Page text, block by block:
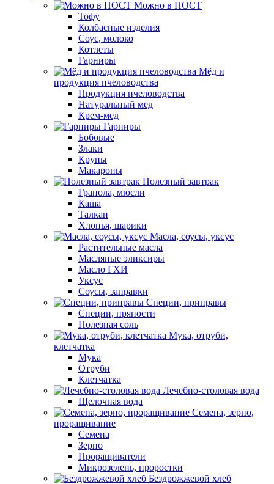
Можно в ПОСТ
Тофу
Колбасные изделия
Соус, молоко
Котлеты
Гарниры
Мёд и
продукция пчеловодства
Продукция пчеловодства
Натуральный мед
Крем-мед
Гарниры
Бобовые
Злаки
Крупы
Макароны
Полезный завтрак
Гранола, мюсли
Каша
Талкан
Хлопья, шарики
Масла, соусы, уксус
Растительные масла
Масляные эликсиры
Масло ГХИ
Уксус
Соусы, заправки
Специи, приправы
Специи, пряности
Полезная соль
Мука, отруби,
клетчатка
Мука
Отруби
Клетчатка
Лечебно-столовая вода
Щелочная вода
Семена, зерно,
проращивание
Семена
Зерно
Проращиватели
Микрозелень, проростки
Бездрожжевой хлеб